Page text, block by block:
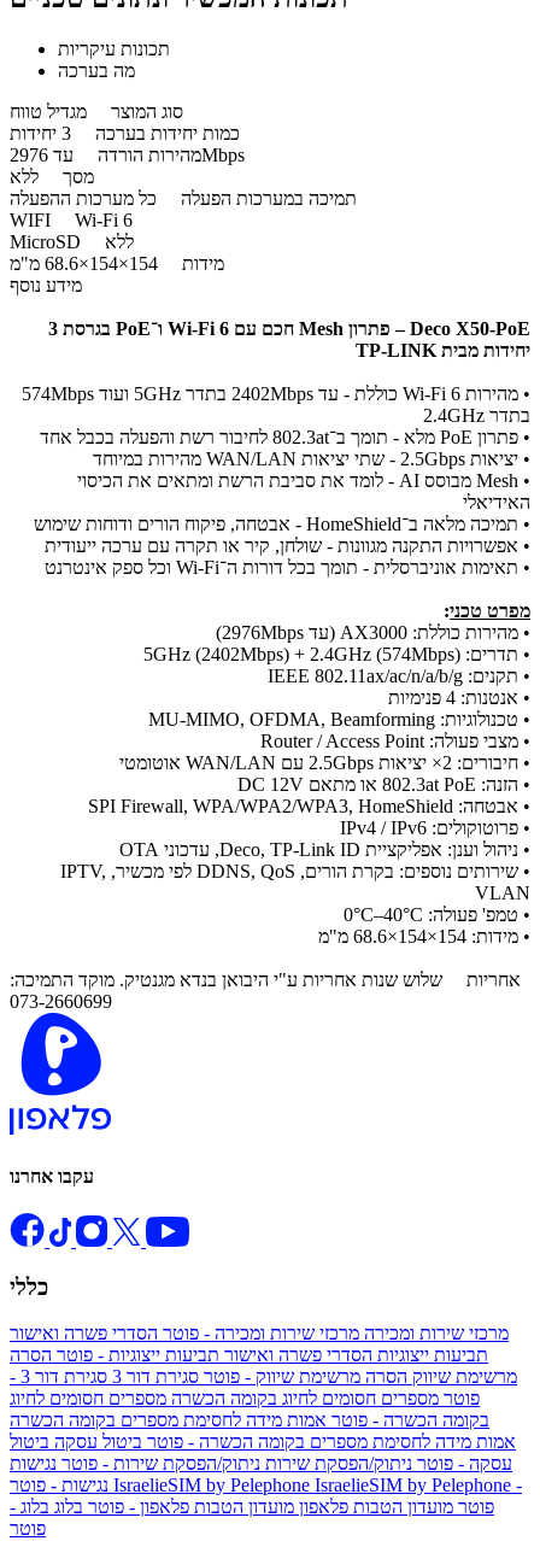
תכונות עיקריות
מה בערכה
סוג המוצר מגדיל טווח
כמות יחידות בערכה
מהירות הורדהעד 2976Mbps
מסך ללא
תמיכה במערכות הפעלה כל מערכות ההפעלה
WIFI Wi-Fi 6
MicroSD
ללא
מידות
מידע נוסף
Deco X50-PoE – פתרון Mesh חכם עם Wi-Fi 6 ו־PoE בגרסת 3
יחידות מבית TP-LINK
• מהירות Wi-Fi 6 כוללת - עד 2402Mbps בתדר 5GHz ועוד 574Mbps
בתדר 2.4GHz
• פתרון PoE מלא - תומך ב־802.3at לחיבור רשת והפעלה בכבל אחד
• יציאות 2.5Gbps - שתי יציאות WAN/LAN מהירות במיוחד
• Mesh מבוסס AI - לומד את סביבת הרשת ומתאים את הכיסוי
האידיאלי
• תמיכה מלאה ב־HomeShield - אבטחה, פיקוח הורים ודוחות שימוש
• אפשרויות התקנה מגוונות - שולחן, קיר או תקרה עם ערכה ייעודית
• תאימות אוניברסלית - תומך בכל דורות ה־Wi-Fi וכל ספק אינטרנט
מפרט טכני:
• מהירות כוללת: AX3000 (עד 2976Mbps)
• תדרים: 5GHz (2402Mbps) + 2.4GHz (574Mbps)
• תקנים: IEEE 802.11ax/ac/n/a/b/g
• אנטנות: 4 פנימיות
• טכנולוגיות: MU-MIMO, OFDMA, Beamforming
• מצבי פעולה: Router / Access Point
• חיבורים: 2× יציאות 2.5Gbps עם WAN/LAN אוטומטי
• הזנה: 802.3at PoE או מתאם DC 12V
• אבטחה: SPI Firewall, WPA/WPA2/WPA3, HomeShield
• פרוטוקולים: IPv4 / IPv6
• ניהול וענן: אפליקציית Deco, TP-Link ID, עדכוני OTA
• שירותים נוספים: בקרת הורים, DDNS, QoS לפי מכשיר, IPTV,
VLAN
• טמפ' פעולה: 0°C–40°C
• מידות: 154×154×68.6 מ"מ
אחריות שלוש שנות אחריות ע"י היבואן בנדא מגנטיק. מוקד התמיכה:
073-2660699
עקבו אחרנו
כללי
מרכזי שירות ומכירה מרכזי שירות ומכירה - פוטר הסדרי פשרה ואישור
תביעות ייצוגיות הסדרי פשרה ואישור תביעות ייצוגיות - פוטר הסרה
מרשימת שיווק הסרה מרשימת שיווק - פוטר סגירת דור 3
סגירת דור 3 -
פוטר מספרים חסומים לחיוג בקומה הכשרה מספרים חסומים לחיוג
בקומה הכשרה - פוטר אמות מידה לחסימת מספרים בקומה הכשרה
אמות מידה לחסימת מספרים בקומה הכשרה - פוטר ביטול עסקה ביטול
עסקה - פוטר ניתוק/הפסקת שירות ניתוק/הפסקת שירות - פוטר נגישות
IsraelieSIM by Pelephone IsraelieSIM by Pelephone -
פוטר מועדון הטבות פלאפון מועדון הטבות פלאפון - פוטר בלוג בלוג -
פוטר